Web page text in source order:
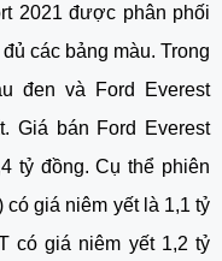
2021 được phân phối
các bảng màu. Trong
đen và Ford Everest
Giá bán Ford Everest
tỷ đồng. Cụ thể phiên
có giá niêm yết là 1,1 tỷ
có giá niêm yết 1,2 tỷ